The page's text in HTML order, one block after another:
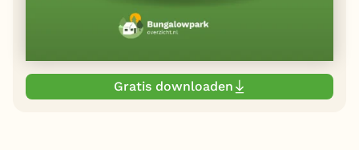
Gratis downloaden